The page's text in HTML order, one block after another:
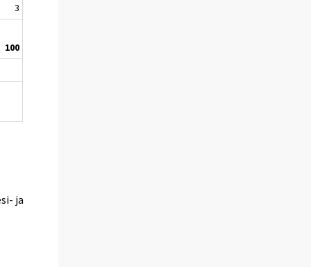
3
100
ja